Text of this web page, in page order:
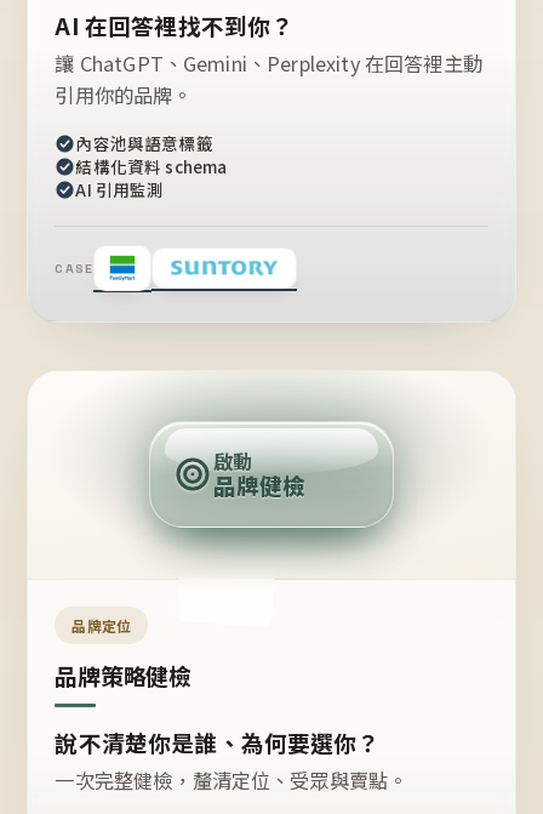
AI 在回答裡找不到你？
讓 ChatGPT、Gemini、Perplexity 在回答裡主動
引用你的品牌。
內容池與語意標籤
結構化資料 schema
AI 引用監測
CASE
定
位
點
啟動
品牌健檢
品牌定位
品牌策略健檢
說不清楚你是誰、為何要選你？
一次完整健檢，釐清定位、受眾與賣點。